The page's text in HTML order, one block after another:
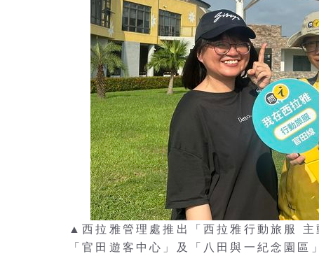
▲西拉雅管理處推出「西拉雅行動旅服
「官田遊客中心」及「八田與一紀念園